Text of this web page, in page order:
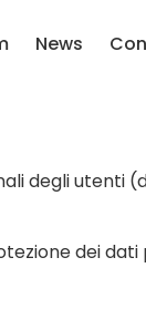
News
degli utenti
dei